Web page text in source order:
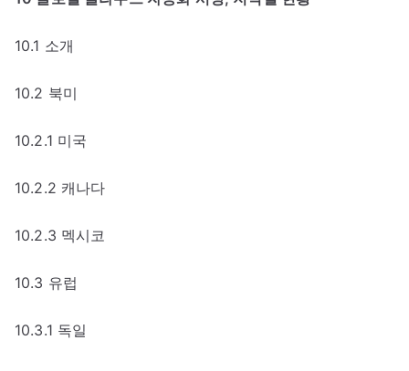
10.1 소개
10.2 북미
10.2.1 미국
10.2.2 캐나다
10.2.3 멕시코
10.3 유럽
10.3.1 독일